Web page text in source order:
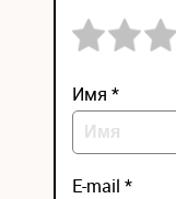
Имя *
E-mail *